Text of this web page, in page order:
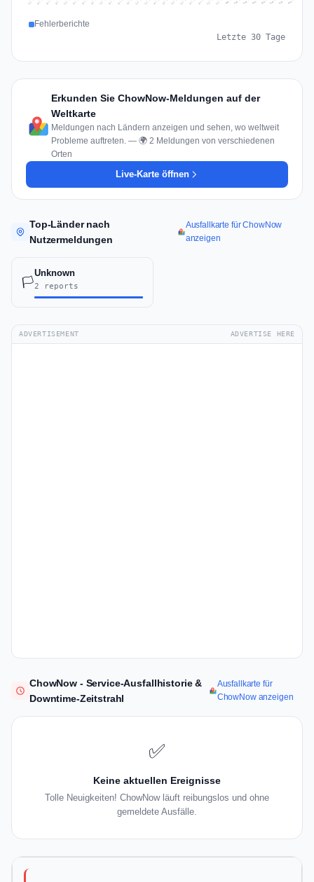
Jul 10 Jul 11 Jul 12 Jul 13 Jul 14 Jul 15 Jul 16 Jul 17 Jul 18 Jul 19 Jul 20 Jul 21 Jul 22 Jul 23 Jul 24 Jul 25 Jul 26 Jul 27 Jul 28 Jul 29 Jul 30 Jul 31 Aug 1 Aug 2 Aug 3 Aug 4 Aug 5 Aug 6 Aug 7 Aug 8
Fehlerberichte
Letzte 30 Tage
Erkunden Sie ChowNow-Meldungen auf der
Weltkarte
Meldungen nach Ländern anzeigen und sehen, wo weltweit
Probleme auftreten. — 🌍 2 Meldungen von verschiedenen
Orten
Live-Karte öffnen
Top-Länder nach
Nutzermeldungen
Ausfallkarte für ChowNow
anzeigen
🏳️
Unknown
2 reports
ADVERTISEMENT ADVERTISE HERE
ChowNow - Service-Ausfallhistorie &
Downtime-Zeitstrahl
Ausfallkarte für
ChowNow anzeigen
✅
Keine aktuellen Ereignisse
Tolle Neuigkeiten! ChowNow läuft reibungslos und ohne
gemeldete Ausfälle.